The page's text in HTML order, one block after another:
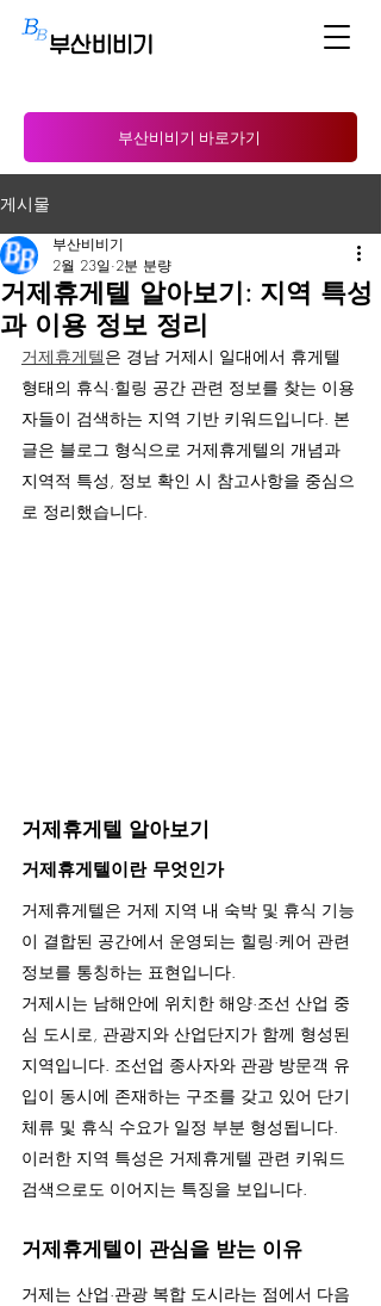
부산비비기 바로가기
게시물
거제휴게텔 알아보기: 지역 특성
과 이용 정보 정리
부산비비기
2월 23일 2분 분량
거제휴게텔은 경남 거제시 일대에서 휴게텔
형태의 휴식·힐링 공간 관련 정보를 찾는 이용
자들이 검색하는 지역 기반 키워드입니다. 본
글은 블로그 형식으로 거제휴게텔의 개념과
지역적 특성, 정보 확인 시 참고사항을 중심으
로 정리했습니다.
거제휴게텔 알아보기
거제휴게텔이란 무엇인가
거제휴게텔은 거제 지역 내 숙박 및 휴식 기능
이 결합된 공간에서 운영되는 힐링·케어 관련
정보를 통칭하는 표현입니다.
거제시는 남해안에 위치한 해양·조선 산업 중
심 도시로, 관광지와 산업단지가 함께 형성된
지역입니다. 조선업 종사자와 관광 방문객 유
입이 동시에 존재하는 구조를 갖고 있어 단기
체류 및 휴식 수요가 일정 부분 형성됩니다.
이러한 지역 특성은 거제휴게텔 관련 키워드
검색으로도 이어지는 특징을 보입니다.
거제휴게텔이 관심을 받는 이유
거제는 산업·관광 복합 도시라는 점에서 다음